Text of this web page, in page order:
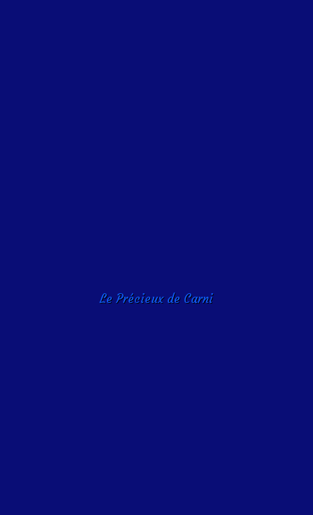
Le Précieux de Carni